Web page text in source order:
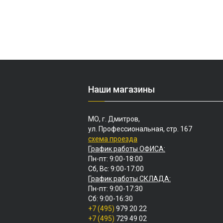
Наши магазины
МО, г. Дмитров,
ул. Профессиональная, стр. 167
схема проезда
График работы ОФИСА:
Пн-пт: 9:00-18:00
Сб, Вс: 9:00-17:00
График работы СКЛАДА:
Пн-пт: 9:00-17:30
Сб: 9:00-16:30
+7 (495) 979 20 22
+7 (495) 729 49 02